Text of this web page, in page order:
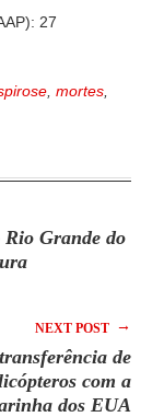
27
mortes
Rio Grande do
NEXT POST →
de
com a
dos EUA